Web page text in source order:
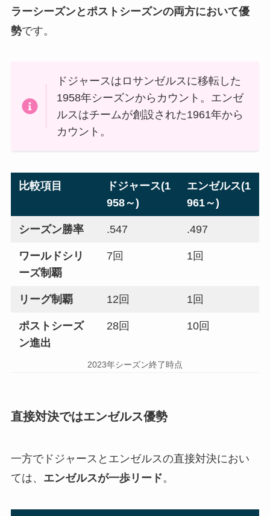
ラーシーズンとポストシーズンの両方において優
勢です。
ドジャースはロサンゼルスに移転した
1958年シーズンからカウント。エンゼ
ルスはチームが創設された1961年から
カウント。
比較項目
ドジャース(1
958～)
エンゼルス(1
961～)
シーズン勝率 .547 .497
ワールドシリ
ーズ制覇
7回 1回
リーグ制覇 12回 1回
ポストシーズ
ン進出
28回 10回
2023年シーズン終了時点
直接対決ではエンゼルス優勢
一方でドジャースとエンゼルスの直接対決におい
ては、 エンゼルスが一歩リード。